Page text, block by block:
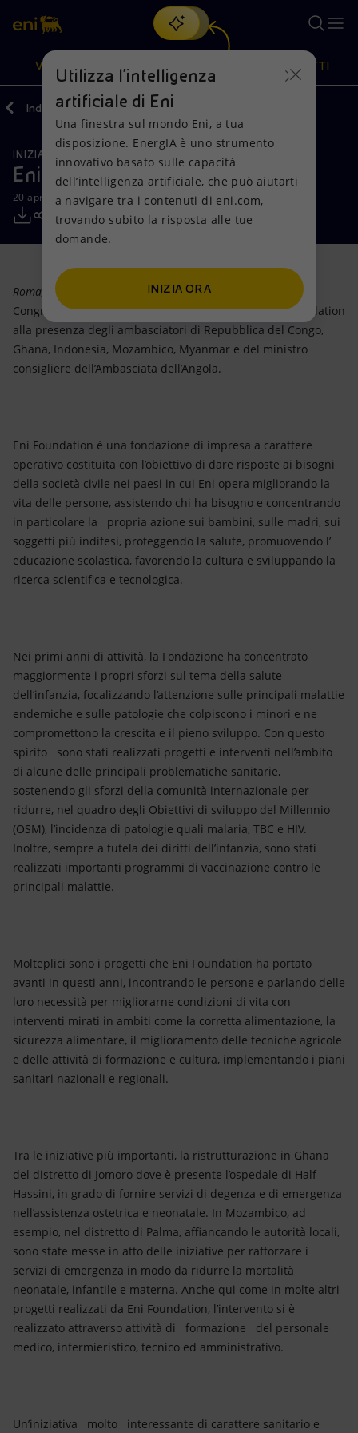
Cerca
scopri EnergIA, la nostra nuova soluzione di intelligenza
artificiale.
VISIONE
Visione
Mission e valori
Persone e Partnership
Net Zero
Modello satellitare
Energia accessibile
Scenari energetici
Azioni
Diversificazione energetica
Tecnologie per la transizione
Collaborazioni per l'innovazione
Attività nel mondo
PRODOTTI
Prodotti
Casa
Imprese
Mobilità
Indietro Media Comunicati Stampa
INIZIATIVE PER I TERRITORI SOSTENIBILITÀ
Eni Foundation compie 10 anni
20 aprile 2017 - 13:45 CEST
Roma, 20 aprile 2017
- Si è svolta oggi, presso il Centro
Congressi Eni, la cerimonia per il decennale di Eni Foundation
alla presenza degli ambasciatori di Repubblica del Congo,
Ghana, Indonesia, Mozambico, Myanmar e del ministro
consigliere dell’Ambasciata dell’Angola.
Eni Foundation è una fondazione di impresa a carattere
operativo costituita con l’obiettivo di dare risposte ai bisogni
della società civile nei paesi in cui Eni opera migliorando la
vita delle persone, assistendo chi ha bisogno e concentrando
in particolare la propria azione sui bambini, sulle madri, sui
soggetti più indifesi, proteggendo la salute, promuovendo l’
educazione scolastica, favorendo la cultura e sviluppando la
ricerca scientifica e tecnologica.
Nei primi anni di attività, la Fondazione ha concentrato
maggiormente i propri sforzi sul tema della salute
dell’infanzia, focalizzando l’attenzione sulle principali malattie
endemiche e sulle patologie che colpiscono i minori e ne
compromettono la crescita e il pieno sviluppo. Con questo
spirito sono stati realizzati progetti e interventi nell’ambito
di alcune delle principali problematiche sanitarie,
sostenendo gli sforzi della comunità internazionale per
ridurre, nel quadro degli Obiettivi di sviluppo del Millennio
(OSM), l’incidenza di patologie quali malaria, TBC e HIV.
Inoltre, sempre a tutela dei diritti dell’infanzia, sono stati
realizzati importanti programmi di vaccinazione contro le
principali malattie.
Molteplici sono i progetti che Eni Foundation ha portato
avanti in questi anni, incontrando le persone e parlando delle
loro necessità per migliorarne condizioni di vita con
interventi mirati in ambiti come la corretta alimentazione, la
sicurezza alimentare, il miglioramento delle tecniche agricole
e delle attività di formazione e cultura, implementando i piani
sanitari nazionali e regionali.
Tra le iniziative più importanti, la ristrutturazione in Ghana
del distretto di Jomoro dove è presente l’ospedale di Half
Hassini, in grado di fornire servizi di degenza e di emergenza
nell’assistenza ostetrica e neonatale. In Mozambico, ad
esempio, nel distretto di Palma, affiancando le autorità locali,
sono state messe in atto delle iniziative per rafforzare i
servizi di emergenza in modo da ridurre la mortalità
neonatale, infantile e materna. Anche qui come in molte altri
progetti realizzati da Eni Foundation, l’intervento si è
realizzato attraverso attività di formazione del personale
medico, infermieristico, tecnico ed amministrativo.
Un’iniziativa molto interessante di carattere sanitario e
Utilizza l'intelligenza
artificiale di Eni
Una finestra sul mondo Eni, a tua
disposizione. EnergIA è uno strumento
innovativo basato sulle capacità
dell’intelligenza artificiale, che può aiutarti
a navigare tra i contenuti di eni.com,
trovando subito la risposta alle tue
domande.
INIZIA ORA